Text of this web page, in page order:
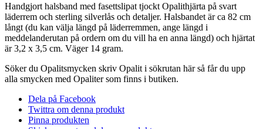
Handgjort halsband med fasettslipat tjockt Opalithjärta på svart
läderrem och sterling silverlås och detaljer. Halsbandet är ca 82 cm
långt (du kan välja längd på läderremmen, ange längd i
meddelanderutan på ordern om du vill ha en anna längd) och hjärtat
är 3,2 x 3,5 cm. Väger 14 gram.
Söker du Opalitsmycken skriv Opalit i sökrutan här så får du upp
alla smycken med Opaliter som finns i butiken.
Dela på Facebook
Twittra om denna produkt
Pinna produkten